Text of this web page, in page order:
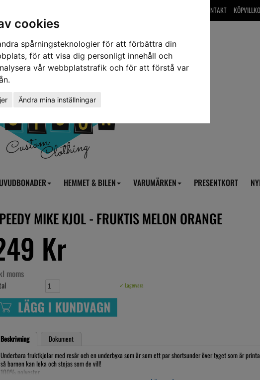
cookies
spårningsteknologier för att förbättra din
för att visa dig personligt innehåll och
vår webbplatstrafik och för att förstå var
Ändra mina inställningar
OM OSS & KONTAKT
HEMMET & BILEN VARUMÄRKEN PRESENTKORT
MIKE KJOL - FRUKTIS MELON ORANGE
Kr
moms
✓ Lagervara
Beskrivning
Dokument
Underbara fruktkjolar med resår och en underbyxa som är som ett par shortsunder över tyget som är
så barnen kan leka och stojas som de vill!
100% polyester